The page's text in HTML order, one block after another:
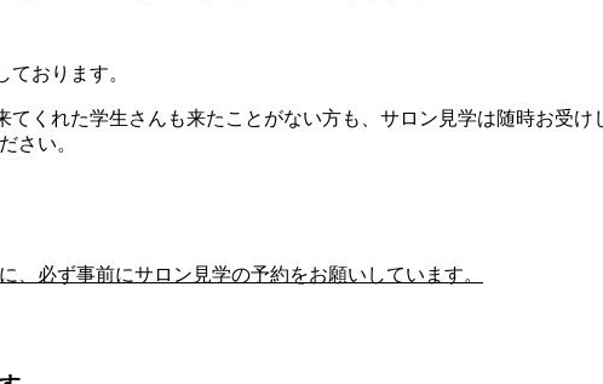
おります。
てくれた学生さんも来たことがない方も、サロン見学は随時お受
さい。
必ず事前にサロン見学の予約をお願いしています。